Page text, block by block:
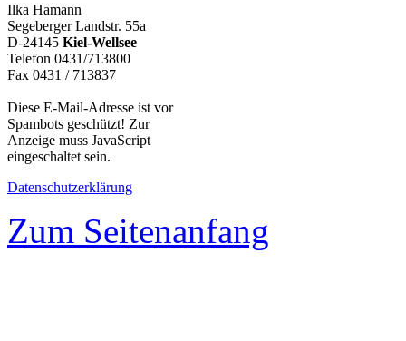
Ilka Hamann
Segeberger Landstr. 55a
D-24145 Kiel-Wellsee
Telefon 0431/713800
Fax 0431 / 713837
Diese E-Mail-Adresse ist vor
Spambots geschützt! Zur
Anzeige muss JavaScript
eingeschaltet sein.
Datenschutzerklärung
Zum Seitenanfang